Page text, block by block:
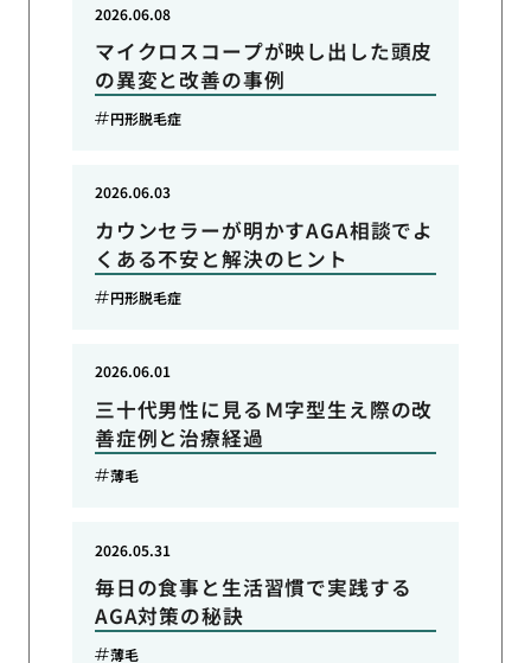
マイクロスコープが映し出した頭皮
の異変と改善の事例
2026.06.08
円形脱毛症
カウンセラーが明かすAGA相談でよ
くある不安と解決のヒント
2026.06.03
円形脱毛症
三十代男性に見るＭ字型生え際の改
善症例と治療経過
2026.06.01
薄毛
毎日の食事と生活習慣で実践する
AGA対策の秘訣
2026.05.31
薄毛